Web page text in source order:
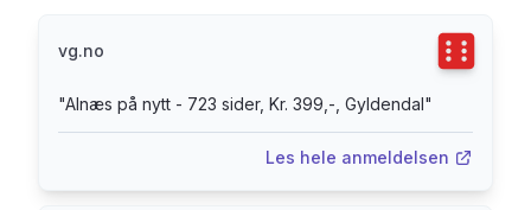
vg.no
"Alnæs på nytt - 723 sider, Kr. 399,-, Gyldendal"
Les hele anmeldelsen